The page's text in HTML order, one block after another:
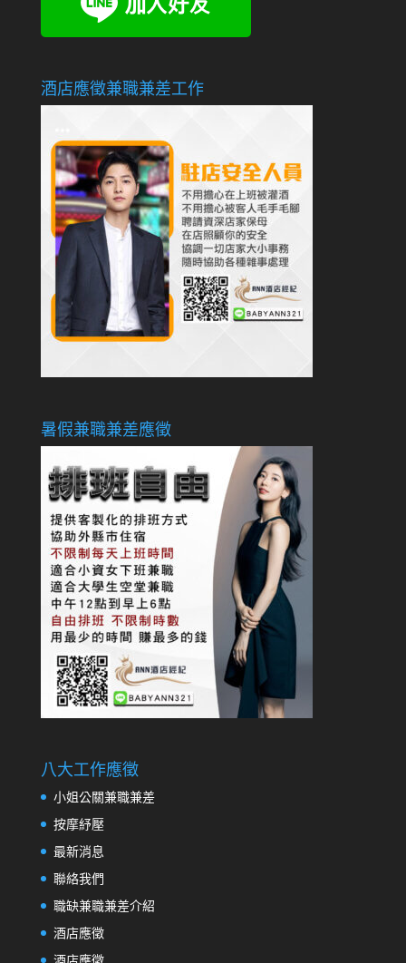
酒店應徵兼職兼差工作
暑假兼職兼差應徵
八大工作應徵
小姐公關兼職兼差
按摩紓壓
最新消息
聯絡我們
職缺兼職兼差介紹
酒店應徵